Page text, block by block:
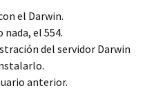
el Darwin.
el 554.
del servidor Darwin
anterior.